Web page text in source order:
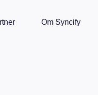
Om Syncify